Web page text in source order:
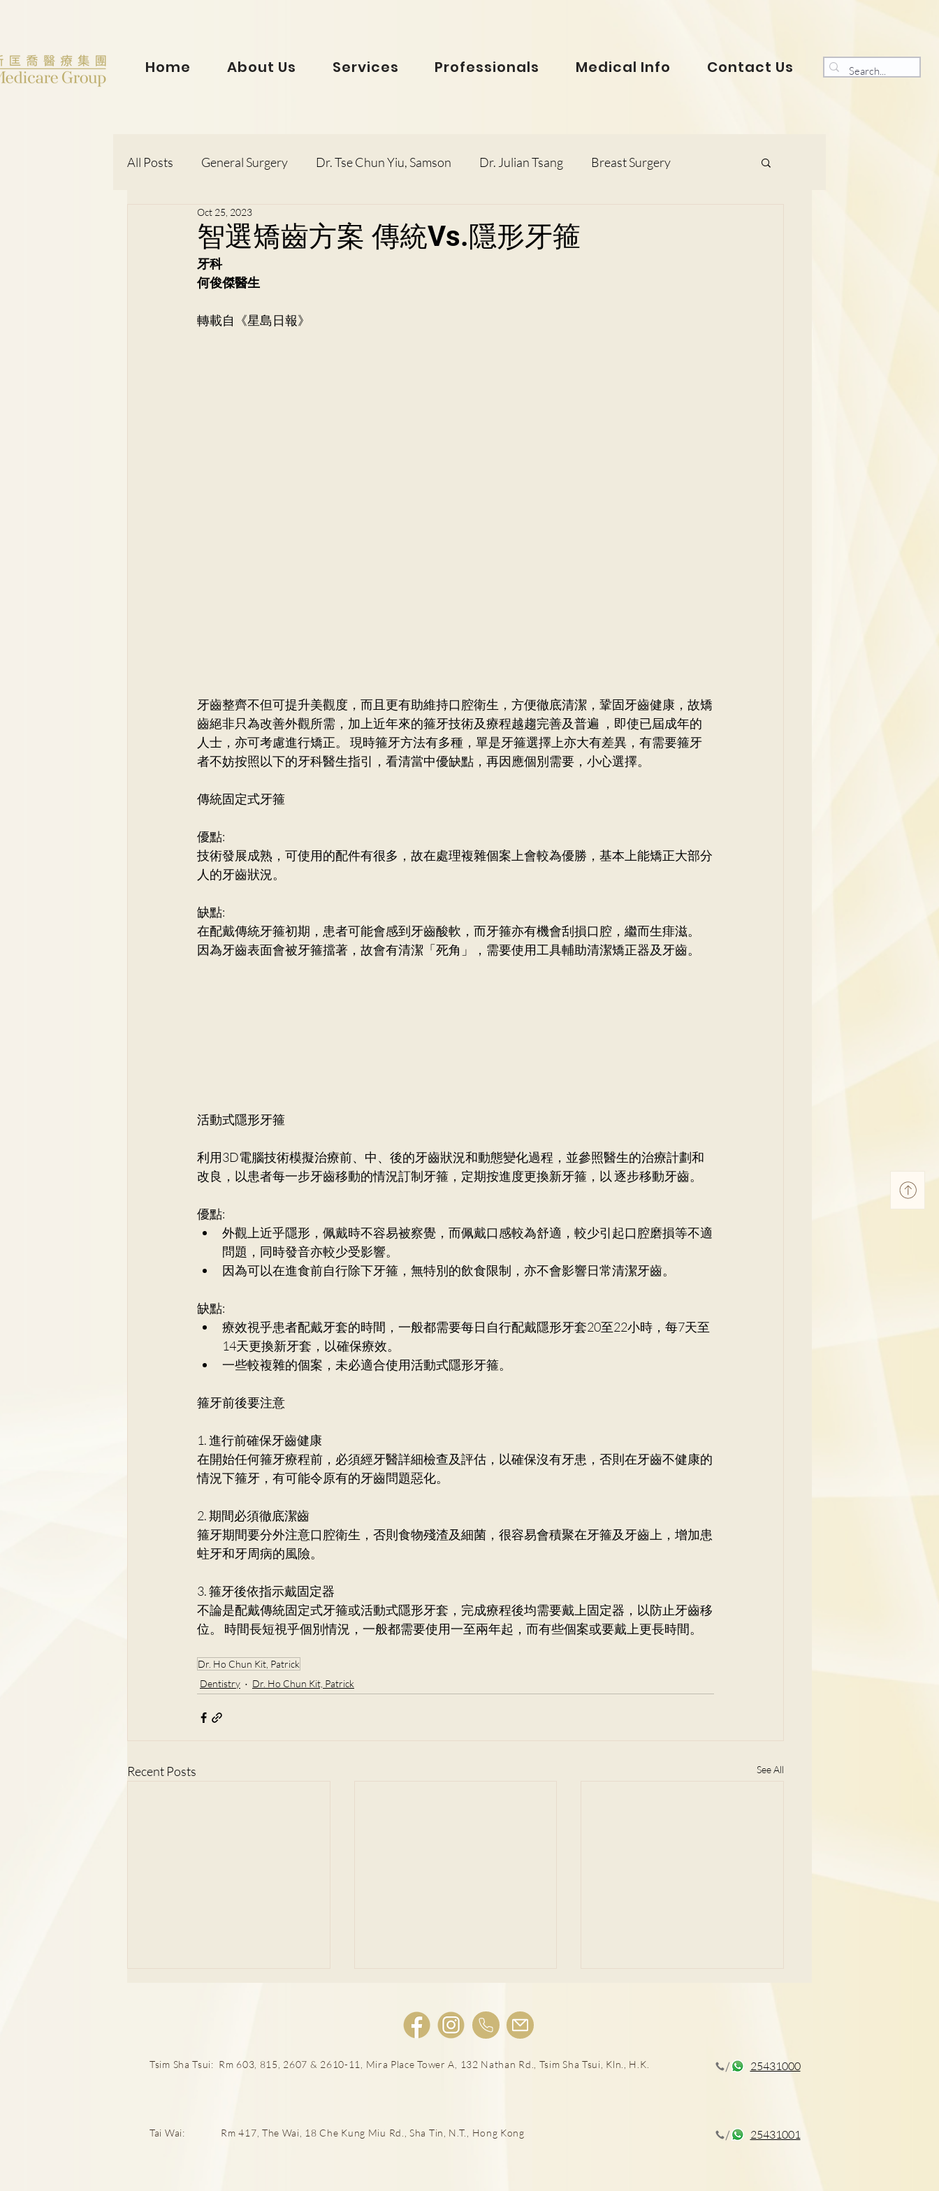
Home About Us Services Professionals Medical Info Contact Us
All Posts General Surgery Dr. Tse Chun Yiu, Samson Dr. Julian Tsang Breast Surgery
Dr. Lorraine Chow Otorhinolaryngology
Dr. Wong Kit Wah
Dr. Lee Yue Kit Respiratory Medicine
智選矯齒方案 傳統Vs.隱形牙箍
Oct 25, 2023
牙科
何俊傑醫生
轉載自《星島日報》
牙齒整齊不但可提升美觀度，而且更有助維持口腔衛生，方便徹底清潔，鞏固牙齒健康，故矯
齒絕非只為改善外觀所需，加上近年來的箍牙技術及療程越趨完善及普遍 ，即使已屆成年的
人士，亦可考慮進行矯正。 現時箍牙方法有多種，單是牙箍選擇上亦大有差異，有需要箍牙
者不妨按照以下的牙科醫生指引，看清當中優缺點，再因應個別需要，小心選擇。
傳統固定式牙箍
優點:
技術發展成熟，可使用的配件有很多，故在處理複雜個案上會較為優勝，基本上能矯正大部分
人的牙齒狀況。
缺點:
在配戴傳統牙箍初期，患者可能會感到牙齒酸軟，而牙箍亦有機會刮損口腔，繼而生痱滋。
因為牙齒表面會被牙箍擋著，故會有清潔「死角」，需要使用工具輔助清潔矯正器及牙齒。
活動式隱形牙箍
利用3D電腦技術模擬治療前、中、後的牙齒狀況和動態變化過程，並參照醫生的治療計劃和
改良，以患者每一步牙齒移動的情況訂制牙箍，定期按進度更換新牙箍，以 逐步移動牙齒。
優點:
外觀上近乎隱形，佩戴時不容易被察覺，而佩戴口感較為舒適，較少引起口腔磨損等不適
問題，同時發音亦較少受影響。
因為可以在進食前自行除下牙箍，無特別的飲食限制，亦不會影響日常清潔牙齒。
缺點:
療效視乎患者配戴牙套的時間，一般都需要每日自行配戴隱形牙套20至22小時，每7天至
14天更換新牙套，以確保療效。
一些較複雜的個案，未必適合使用活動式隱形牙箍。
箍牙前後要注意
1. 進行前確保牙齒健康
在開始任何箍牙療程前，必須經牙醫詳細檢查及評估，以確保沒有牙患，否則在牙齒不健康的
情況下箍牙，有可能令原有的牙齒問題惡化。
2. 期間必須徹底潔齒
箍牙期間要分外注意口腔衛生，否則食物殘渣及細菌，很容易會積聚在牙箍及牙齒上，增加患
蛀牙和牙周病的風險。
3. 箍牙後依指示戴固定器
不論是配戴傳統固定式牙箍或活動式隱形牙套，完成療程後均需要戴上固定器，以防止牙齒移
位。 時間長短視乎個別情況，一般都需要使用一至兩年起，而有些個案或要戴上更長時間。
Dr. Ho Chun Kit, Patrick
Dentistry
Dr. Ho Chun Kit, Patrick
Recent Posts See All
Tsim Sha Tsui: Rm 603, 815, 2607 & 2610-11, Mira Place Tower A, 132 Nathan Rd., Tsim Sha Tsui, Kln., H.K. 25431000
Tai Wai: Rm 417, The Wai, 18 Che Kung Miu Rd., Sha Tin, N.T., Hong Kong 25431001